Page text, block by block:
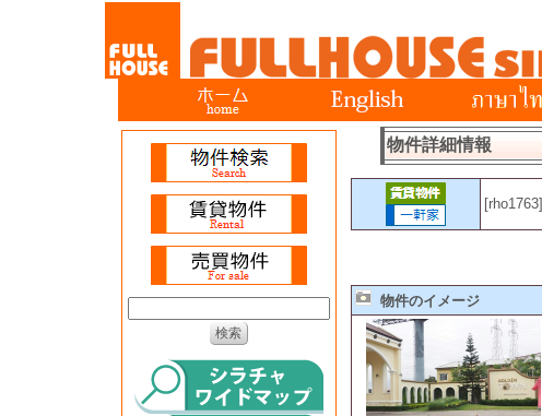
物件詳細情報
[rho1763]
物件のイメージ